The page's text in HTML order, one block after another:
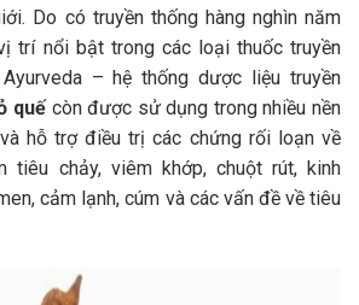
Do có truyền thống hàng nghìn năm
trí nổi bật trong các loại thuốc truyền
– hệ thống dược liệu truyền
quếcòn được sử dụng trong nhiều nền
hỗ trợ điều trị các chứng rối loạn về
tiêu chảy, viêm khớp, chuột rút, kinh
cảm lạnh, cúm và các vấn đề về tiêu